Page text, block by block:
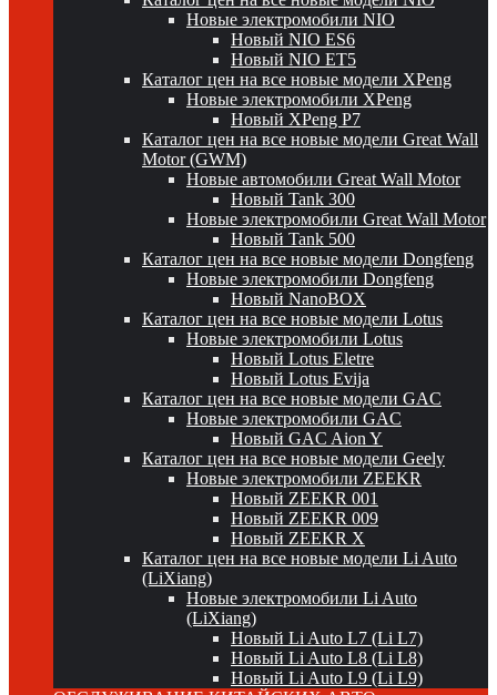
Новые электромобили NIO
Новый NIO ES6
Новый NIO ET5
Каталог цен на все новые модели XPeng
Новые электромобили XPeng
Новый XPeng P7
Каталог цен на все новые модели Great Wall
Motor (GWM)
Новые автомобили Great Wall Motor
Новый Tank 300
Новые электромобили Great Wall Motor
Новый Tank 500
Каталог цен на все новые модели Dongfeng
Новые электромобили Dongfeng
Новый NanoBOX
Каталог цен на все новые модели Lotus
Новые электромобили Lotus
Новый Lotus Eletre
Новый Lotus Evija
Каталог цен на все новые модели GAC
Новые электромобили GAC
Новый GAC Aion Y
Каталог цен на все новые модели Geely
Новые электромобили ZEEKR
Новый ZEEKR 001
Новый ZEEKR 009
Новый ZEEKR X
Каталог цен на все новые модели Li Auto
(LiXiang)
Новые электромобили Li Auto
(LiXiang)
Новый Li Auto L7 (Li L7)
Новый Li Auto L8 (Li L8)
Новый Li Auto L9 (Li L9)